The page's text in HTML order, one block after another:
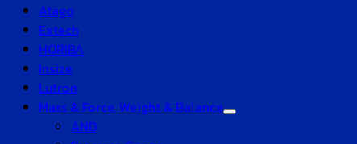
Atago
Extech
HORIBA
Insize
Lutron
Mass & Force, Weight & Balance
AND